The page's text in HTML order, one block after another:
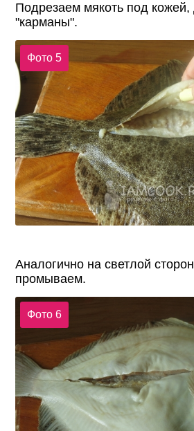
Подрезаем мякоть под
"карманы".
Фото 5
Аналогично на светлой
промываем.
Фото 6